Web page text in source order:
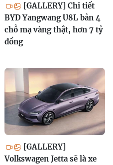
[GALLERY] Chi tiết
BYD Yangwang U8L bản 4
chỗ mạ vàng thật, hơn 7 tỷ
đồng
[GALLERY]
Volkswagen Jetta sẽ là xe